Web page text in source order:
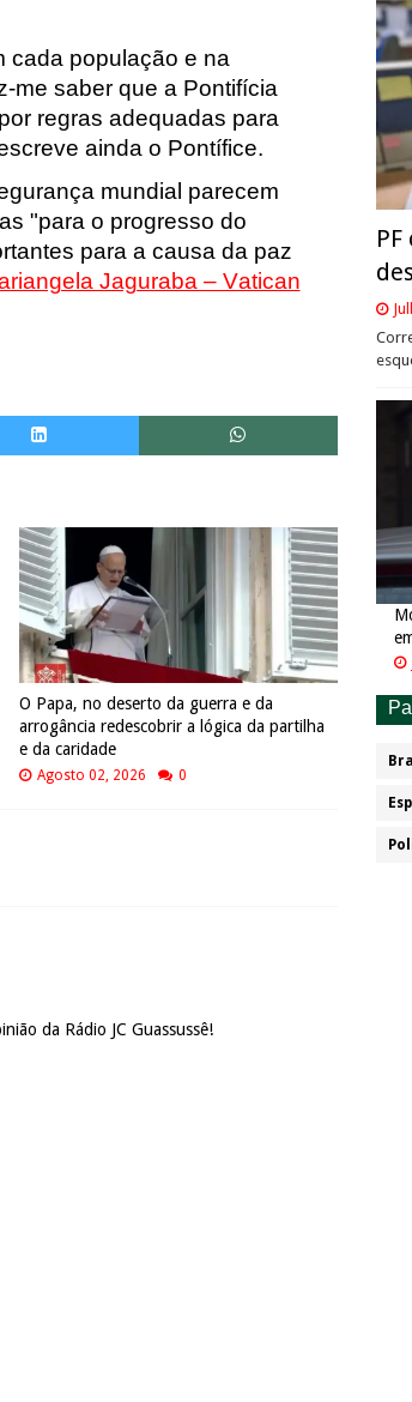
cada população e na
me saber que a Pontifícia
regras adequadas para
ainda o Pontífice.
mundial parecem
"para o progresso do
para a causa da paz
Jaguraba – Vatican
O Papa, no deserto da guerra e da
arrogância redescobrir a lógica da partilha
e da caridade
Agosto 02, 2026 0
da Rádio JC Guassussê!